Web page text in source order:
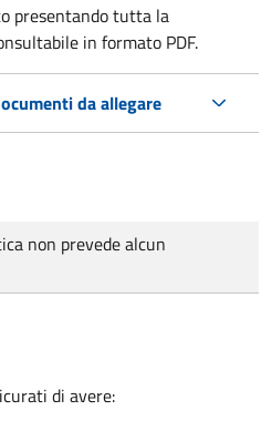
presentando tutta la
in formato PDF.
da allegare
non prevede alcun
di avere: